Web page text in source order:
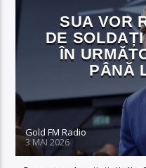
SUA VOR
DE
ÎN
PÂNĂ
Gold FM Radio
3 MAI 2026